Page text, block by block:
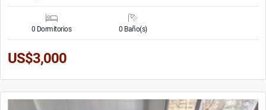
0 Dormitorios 0 Baño(s)
US$3,000